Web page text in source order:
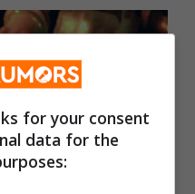
for your consent
data for the